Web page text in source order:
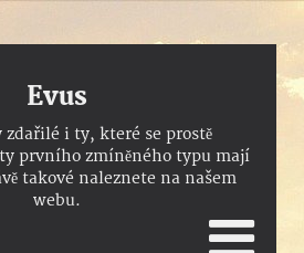
Evus
zdařilé i ty, které se prostě
prvního zmíněného typu mají
takové naleznete na našem
webu.